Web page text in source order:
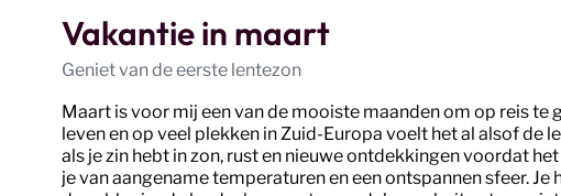
Vakantie in maart
Geniet van de eerste lentezon
Maart is voor mij een van de mooiste maanden om op reis
leven en op veel plekken in Zuid-Europa voelt het al alsof de
als je zin hebt in zon, rust en nieuwe ontdekkingen voordat
je van aangename temperaturen en een ontspannen sfeer.